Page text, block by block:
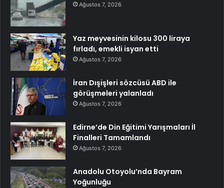
Ağustos 7, 2026
Yaz meyvesinin kilosu 300 liraya
fırladı, emekli isyan etti
Ağustos 7, 2026
İran Dışişleri sözcüsü ABD ile
görüşmeleri yalanladı
Ağustos 7, 2026
Edirne’de Din Eğitimi Yarışmaları İl
Finalleri Tamamlandı
Ağustos 7, 2026
Anadolu Otoyolu’nda Bayram
Yoğunluğu